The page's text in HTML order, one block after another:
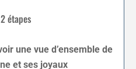
étapes
une vue d’ensemble de
et ses joyaux